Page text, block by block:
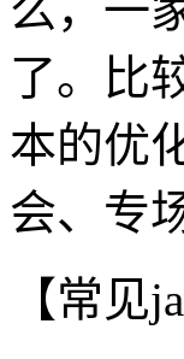
么，一
了。比
本的优
会、专
【常见